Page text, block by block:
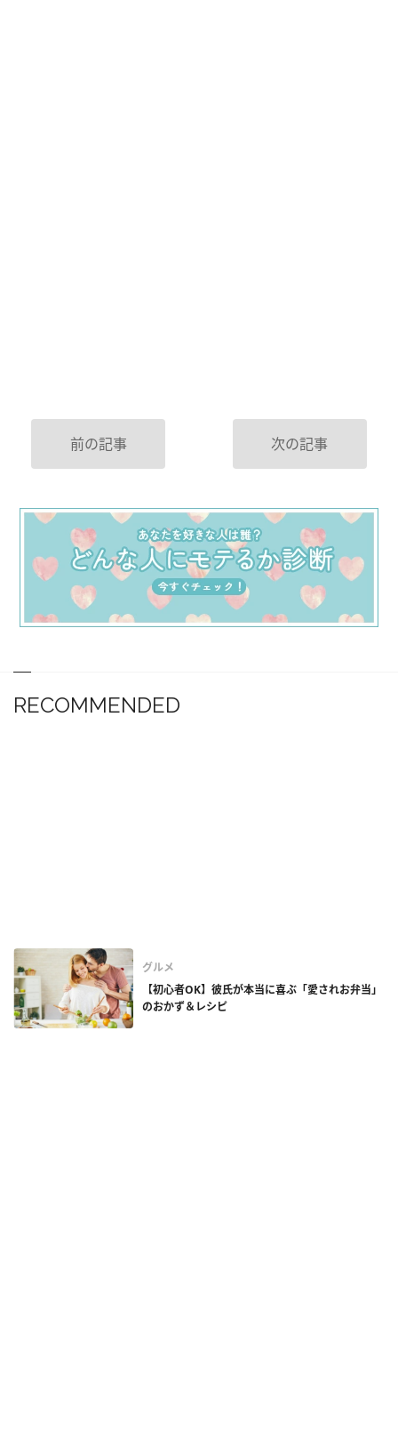
前の記事 次の記事
RECOMMENDED
グルメ
【初心者OK】彼氏が本当に喜ぶ「愛されお弁当」
のおかず＆レシピ